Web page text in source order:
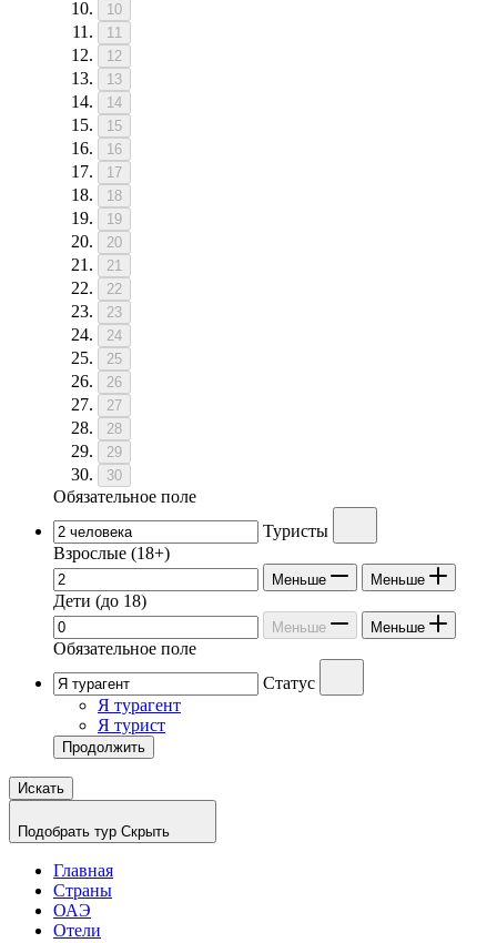
10
11
12
13
14
15
16
17
18
19
20
21
22
23
24
25
26
27
28
29
30
Обязательное поле
Туристы
Взрослые (18+)
Меньше Меньше
Дети (до 18)
Меньше Меньше
Обязательное поле
Статус
Я турагент
Я турист
Продолжить
Искать
Подобрать тур Скрыть
Главная
Страны
ОАЭ
Отели